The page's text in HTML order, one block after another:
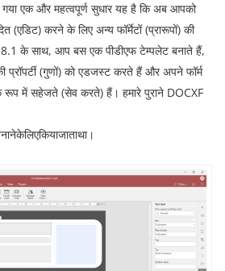
गया एक और महत्वपूर्ण सुधार यह है कि अब आपको
(एडिट) करने के लिए अन्य फॉर्मेटों(प्रारूपों) की
8.1 के साथ, आप बस एक पीडीएफ टेम्पलेट बनाते हैं,
प्रॉपर्टी(गुणों) को एडजस्ट करते हैं और अपने फॉर्म
रूप में सहेजते (सेव करते) हैं। हमारे पुराने DOCXF